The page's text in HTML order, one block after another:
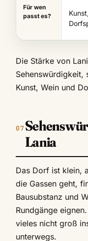
Für wen
passt es?
Die Stärke von
Sehenswürdigkeit,
Kunst, Wein und
Lania
Das Dorf ist klein,
die Gassen geht,
Bausubstanz und
Rundgänge
vieles nicht groß
unterwegs.